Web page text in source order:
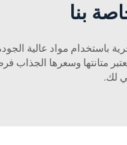
بنا
باستخدام مواد عالية
موزعًا، ستعتبر متانتها وسعرها
لك.